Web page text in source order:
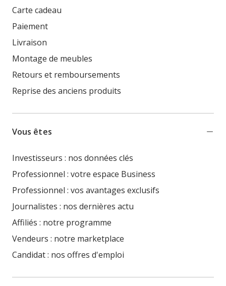
Carte cadeau
Paiement
Livraison
Montage de meubles
Retours et remboursements
Reprise des anciens produits
Vous êtes
Investisseurs : nos données clés
Professionnel : votre espace Business
Professionnel : vos avantages exclusifs
Journalistes : nos dernières actu
Affiliés : notre programme
Vendeurs : notre marketplace
Candidat : nos offres d'emploi